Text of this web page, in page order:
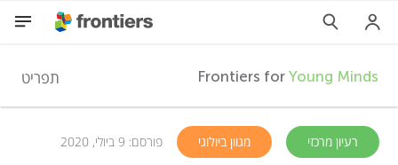
F
r
Frontiers forYoung Minds תפריט
רעיון מרכזי מגוון ביולוגי פורסם: 9 ביולי, 2020